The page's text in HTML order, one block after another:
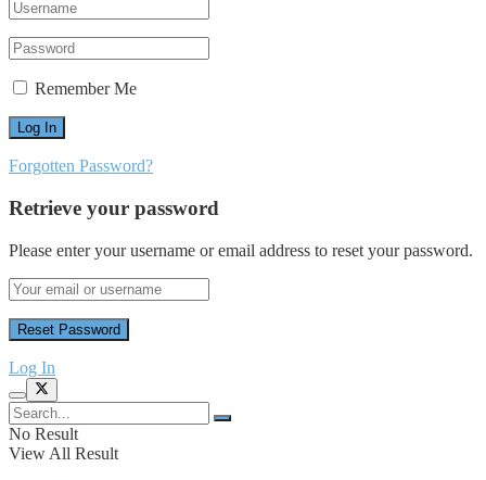
Remember Me
Forgotten Password?
Retrieve your password
Please enter your username or email address to reset your password.
Log In
No Result
View All Result